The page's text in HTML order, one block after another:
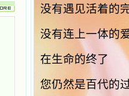
没有遇见活着的
没有连上一体的
在生命的终了
您仍然是百代的